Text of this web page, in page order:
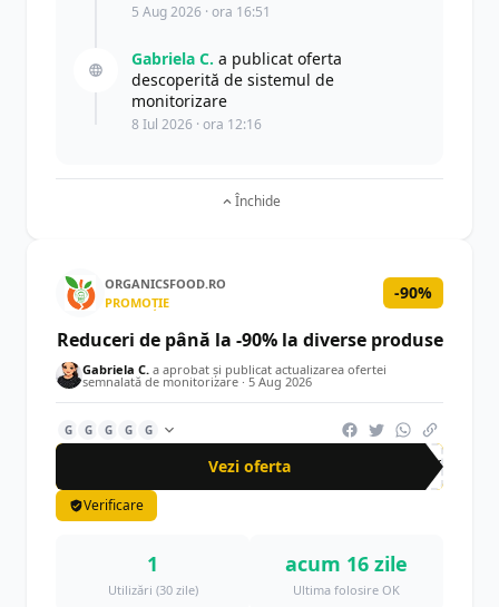
5 Aug 2026 · ora 16:51
Gabriela C. a publicat oferta
descoperită de sistemul de
monitorizare
8 Iul 2026 · ora 12:16
Închide
ORGANICSFOOD.RO
PROMOȚIE
-90%
Reduceri de până la -90% la diverse produse
Gabriela C. a aprobat și publicat actualizarea ofertei
semnalată de monitorizare · 5 Aug 2026
G G G G G
Vezi oferta -90%
Verificare
1
Utilizări (30 zile)
acum 16 zile
Ultima folosire OK